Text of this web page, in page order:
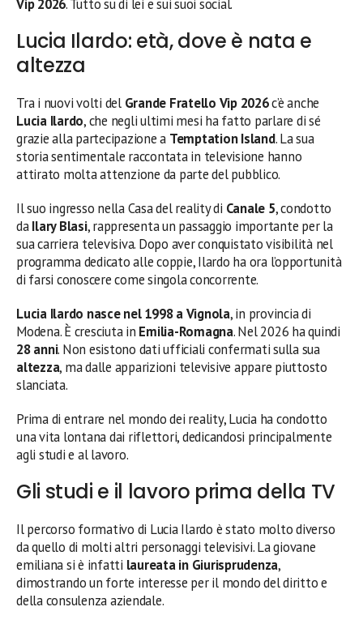
Vip 2026. Tutto su di lei e sui suoi social.
Lucia Ilardo: età, dove è nata e
altezza
Tra i nuovi volti del Grande Fratello Vip 2026c’è anche
Lucia Ilardo, che negli ultimi mesi ha fatto parlare di sé
grazie alla partecipazione a Temptation Island. La sua
storia sentimentale raccontata in televisione hanno
attirato molta attenzione da parte del pubblico.
Il suo ingresso nella Casa del reality di Canale 5, condotto
daIlary Blasi, rappresenta un passaggio importante per la
sua carriera televisiva. Dopo aver conquistato visibilità nel
programma dedicato alle coppie, Ilardo ha ora l’opportunità
di farsi conoscere come singola concorrente.
Lucia Ilardo nasce nel 1998 a Vignola, in provincia di
Modena. È cresciuta in Emilia-Romagna. Nel 2026 ha quindi
28 anni. Non esistono dati ufficiali confermati sulla sua
altezza, ma dalle apparizioni televisive appare piuttosto
slanciata.
Prima di entrare nel mondo dei reality, Lucia ha condotto
una vita lontana dai riflettori, dedicandosi principalmente
agli studi e al lavoro.
Gli studi e il lavoro prima della TV
Il percorso formativo di Lucia Ilardo è stato molto diverso
da quello di molti altri personaggi televisivi. La giovane
emiliana si è infatti laureata in Giurisprudenza,
dimostrando un forte interesse per il mondo del diritto e
della consulenza aziendale.